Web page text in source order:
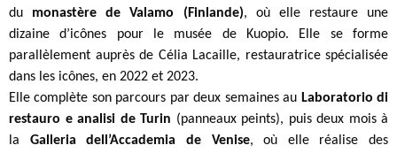
du monastère de Valamo (Finlande), où elle restaure une
dizaine d’icônes pour le musée de Kuopio. Elle se forme
parallèlement auprès de Célia Lacaille, restauratrice spécialisée
dans les icônes, en 2022 et 2023.
Elle complète son parcours par deux semaines au Laboratorio di
restauro e analisi de Turin (panneaux peints), puis deux mois à
la Galleria dell’Accademia de Venise, où elle réalise des